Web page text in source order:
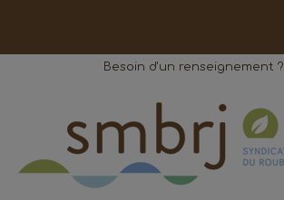
Besoin d'un renseignement ?